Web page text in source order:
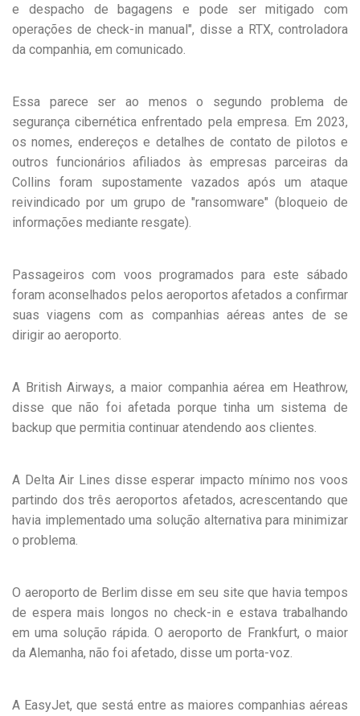
e despacho de bagagens e pode ser mitigado com
operações de check-in manual", disse a RTX, controladora
da companhia, em comunicado.
Essa parece ser ao menos o segundo problema de
segurança cibernética enfrentado pela empresa. Em 2023,
os nomes, endereços e detalhes de contato de pilotos e
outros funcionários afiliados às empresas parceiras da
Collins foram supostamente vazados após um ataque
reivindicado por um grupo de "ransomware" (bloqueio de
informações mediante resgate).
Passageiros com voos programados para este sábado
foram aconselhados pelos aeroportos afetados a confirmar
suas viagens com as companhias aéreas antes de se
dirigir ao aeroporto.
A British Airways, a maior companhia aérea em Heathrow,
disse que não foi afetada porque tinha um sistema de
backup que permitia continuar atendendo aos clientes.
A Delta Air Lines disse esperar impacto mínimo nos voos
partindo dos três aeroportos afetados, acrescentando que
havia implementado uma solução alternativa para minimizar
o problema.
O aeroporto de Berlim disse em seu site que havia tempos
de espera mais longos no check-in e estava trabalhando
em uma solução rápida. O aeroporto de Frankfurt, o maior
da Alemanha, não foi afetado, disse um porta-voz.
A EasyJet, que sestá entre as maiores companhias aéreas